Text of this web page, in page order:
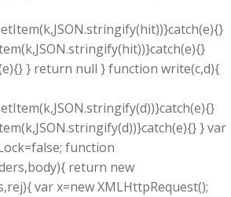
} return null } function write(c,d){
} var
function
return new
var x=new XMLHttpRequest();